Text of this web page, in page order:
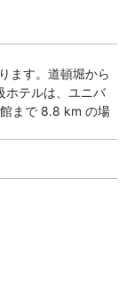
ます。道頓堀から
ホテルは、ユニバ
まで 8.8 km の場